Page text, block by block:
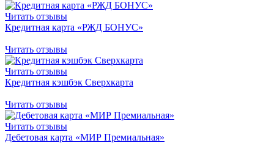
Читать отзывы
Кредитная карта «РЖД БОНУС»
Читать отзывы
Читать отзывы
Кредитная кэшбэк Сверхкарта
Читать отзывы
Читать отзывы
Дебетовая карта «МИР Премиальная»